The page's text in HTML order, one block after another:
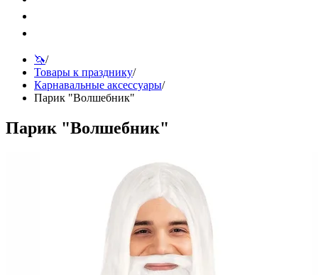
🦄/
Товары к празднику/
Карнавальные аксессуары/
Парик "Волшебник"
Парик "Волшебник"